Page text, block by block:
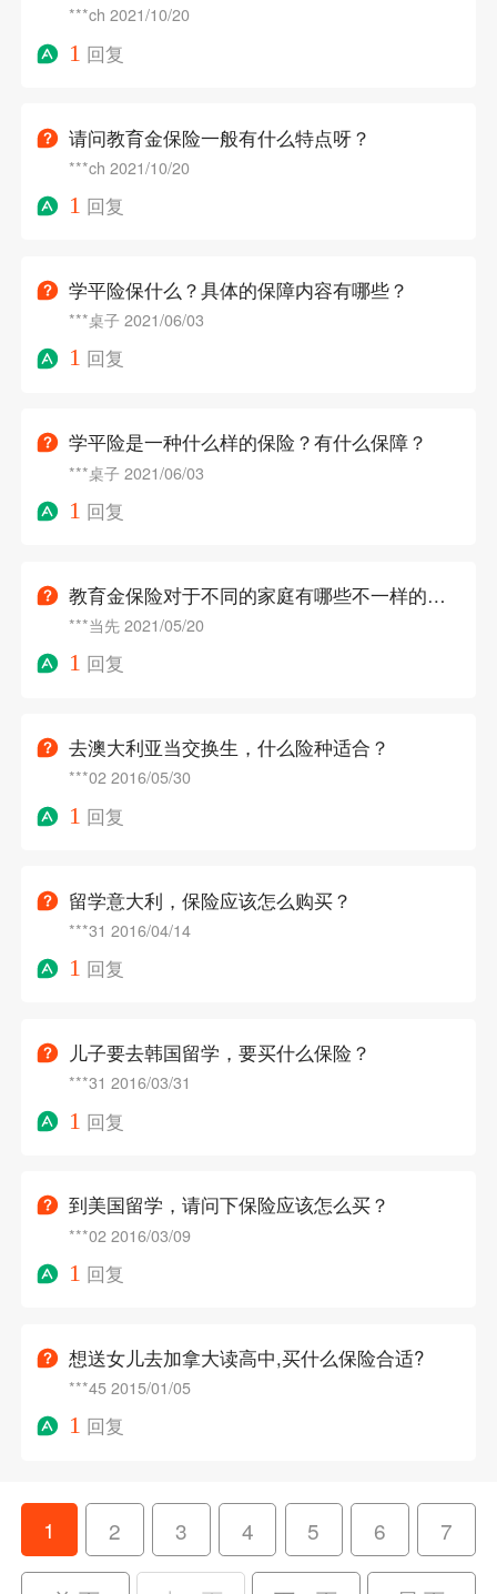
***ch 2021/10/20
1 回复
请问教育金保险一般有什么特点呀？
***ch 2021/10/20
1 回复
学平险保什么？具体的保障内容有哪些？
***桌子 2021/06/03
1 回复
学平险是一种什么样的保险？有什么保障？
***桌子 2021/06/03
1 回复
教育金保险对于不同的家庭有哪些不一样的意义？
***当先 2021/05/20
1 回复
去澳大利亚当交换生，什么险种适合？
***02 2016/05/30
1 回复
留学意大利，保险应该怎么购买？
***31 2016/04/14
1 回复
儿子要去韩国留学，要买什么保险？
***31 2016/03/31
1 回复
到美国留学，请问下保险应该怎么买？
***02 2016/03/09
1 回复
想送女儿去加拿大读高中,买什么保险合适?
***45 2015/01/05
1 回复
1 2 3 4 5 6 7